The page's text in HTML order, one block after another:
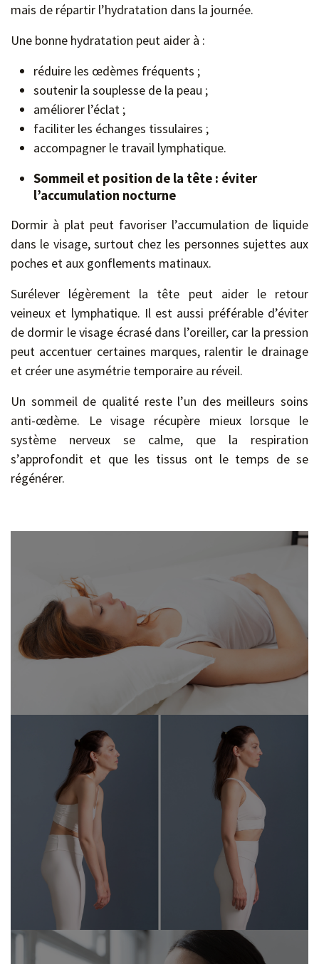
mais de répartir l’hydratation dans la journée.
Une bonne hydratation peut aider à :
réduire les œdèmes fréquents ;
soutenir la souplesse de la peau ;
améliorer l’éclat ;
faciliter les échanges tissulaires ;
accompagner le travail lymphatique.
Sommeil et position de la tête : éviter
l’accumulation nocturne
Dormir à plat peut favoriser l’accumulation de liquide
dans le visage, surtout chez les personnes sujettes aux
poches et aux gonflements matinaux.
Surélever légèrement la tête peut aider le retour
veineux et lymphatique. Il est aussi préférable d’éviter
de dormir le visage écrasé dans l’oreiller, car la pression
peut accentuer certaines marques, ralentir le drainage
et créer une asymétrie temporaire au réveil.
Un sommeil de qualité reste l’un des meilleurs soins
anti-œdème. Le visage récupère mieux lorsque le
système nerveux se calme, que la respiration
s’approfondit et que les tissus ont le temps de se
régénérer.